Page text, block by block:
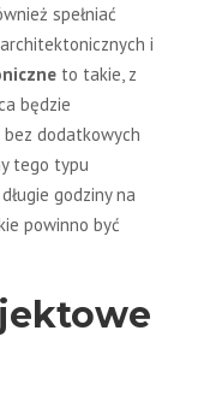
spełniać
i
to takie, z
będzie
bez dodatkowych
tego typu
godziny na
powinno być